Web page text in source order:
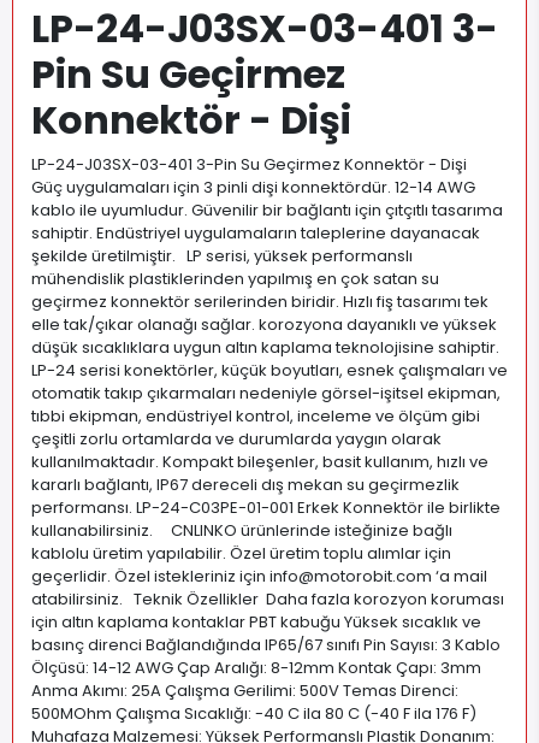
LP-24-J03SX-03-401 3-
Pin Su Geçirmez
Konnektör - Dişi
LP-24-J03SX-03-401 3-Pin Su Geçirmez Konnektör - Dişi
Güç uygulamaları için 3 pinli dişi konnektördür. 12-14 AWG
kablo ile uyumludur. Güvenilir bir bağlantı için çıtçıtlı tasarıma
sahiptir. Endüstriyel uygulamaların taleplerine dayanacak
şekilde üretilmiştir. LP serisi, yüksek performanslı
mühendislik plastiklerinden yapılmış en çok satan su
geçirmez konnektör serilerinden biridir. Hızlı fiş tasarımı tek
elle tak/çıkar olanağı sağlar. korozyona dayanıklı ve yüksek
düşük sıcaklıklara uygun altın kaplama teknolojisine sahiptir.
LP-24 serisi konektörler, küçük boyutları, esnek çalışmaları ve
otomatik takıp çıkarmaları nedeniyle görsel-işitsel ekipman,
tıbbi ekipman, endüstriyel kontrol, inceleme ve ölçüm gibi
çeşitli zorlu ortamlarda ve durumlarda yaygın olarak
kullanılmaktadır. Kompakt bileşenler, basit kullanım, hızlı ve
kararlı bağlantı, IP67 dereceli dış mekan su geçirmezlik
performansı. LP-24-C03PE-01-001 Erkek Konnektör ile birlikte
kullanabilirsiniz. CNLINKO ürünlerinde isteğinize bağlı
kablolu üretim yapılabilir. Özel üretim toplu alımlar için
geçerlidir. Özel istekleriniz için info@motorobit.com ‘a mail
atabilirsiniz. Teknik Özellikler Daha fazla korozyon koruması
için altın kaplama kontaklar PBT kabuğu Yüksek sıcaklık ve
basınç direnci Bağlandığında IP65/67 sınıfı Pin Sayısı: 3 Kablo
Ölçüsü: 14-12 AWG Çap Aralığı: 8-12mm Kontak Çapı: 3mm
Anma Akımı: 25A Çalışma Gerilimi: 500V Temas Direnci:
500MOhm Çalışma Sıcaklığı: -40 C ila 80 C (-40 F ila 176 F)
Muhafaza Malzemesi: Yüksek Performanslı Plastik Donanım: